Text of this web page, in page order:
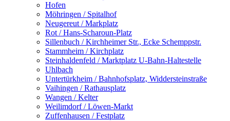
Hofen
Möhringen / Spitalhof
Neugereut / Markplatz
Rot / Hans-Scharoun-Platz
Sillenbuch / Kirchheimer Str., Ecke Schemppstr.
Stammheim / Kirchplatz
Steinhaldenfeld / Marktplatz U-Bahn-Haltestelle
Uhlbach
Untertürkheim / Bahnhofsplatz, Widdersteinstraße
Vaihingen / Rathausplatz
Wangen / Kelter
Weilimdorf / Löwen-Markt
Zuffenhausen / Festplatz